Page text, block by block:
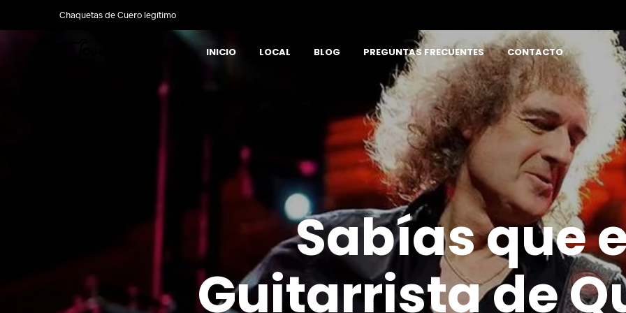
Chaquetas de Cuero legítimo
INICIO LOCAL BLOG PREGUNTAS FRECUENTES CONTACTO
Sabías que
Guitarrista de